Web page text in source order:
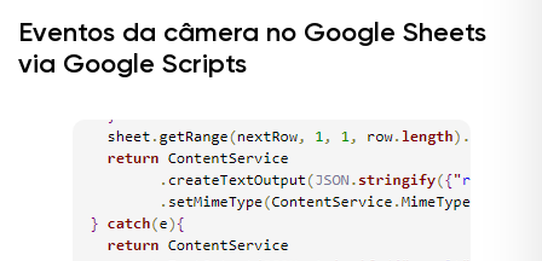
Eventos da câmera no Google Sheets
via Google Scripts